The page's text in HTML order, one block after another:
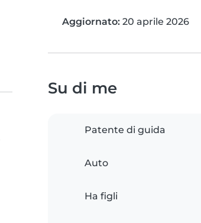
Aggiornato: 20 aprile 2026
Su di me
Patente di guida
Auto
Ha figli